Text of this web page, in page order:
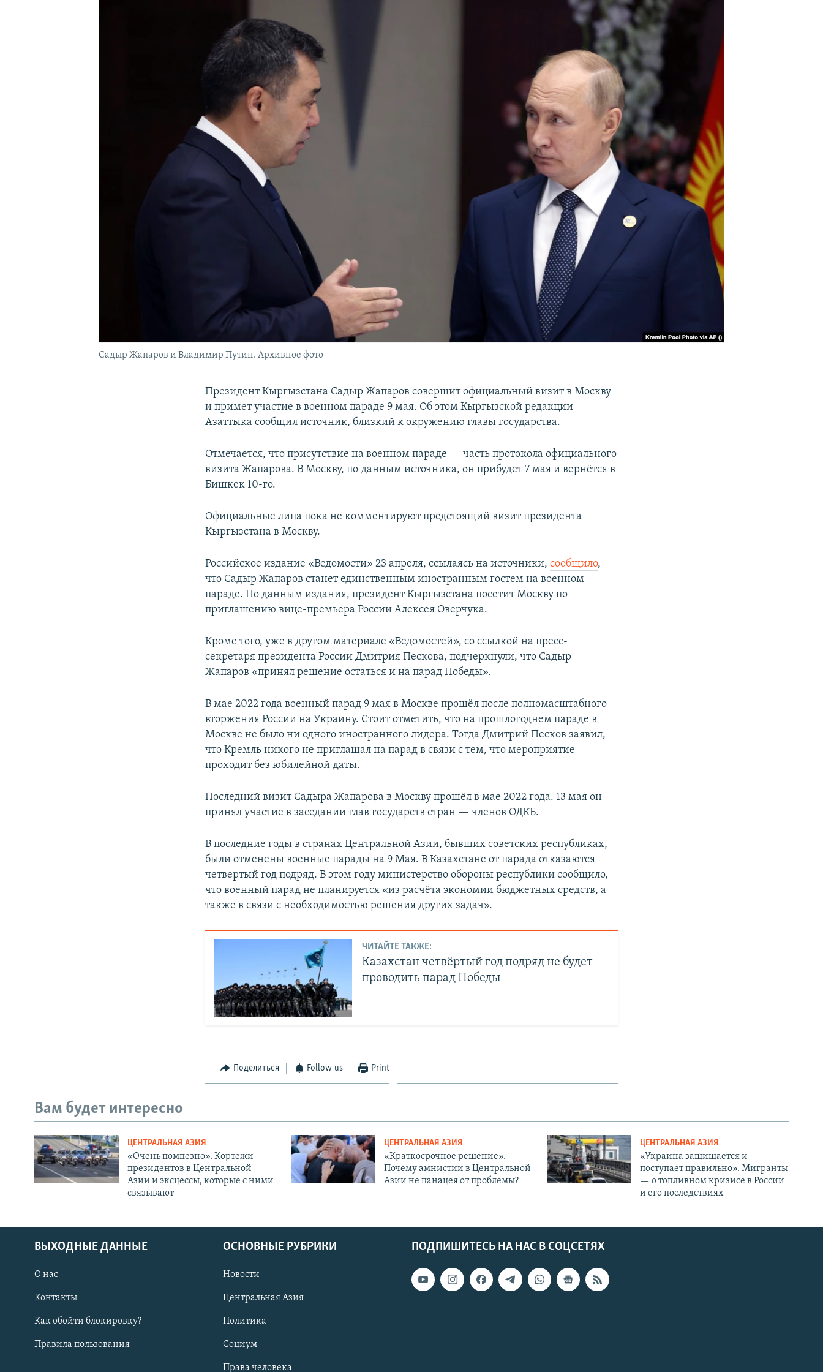
Садыр Жапаров и Владимир Путин. Архивное фото
Президент Кыргызстана Садыр Жапаров совершит официальный визит в Москву
и примет участие в военном параде 9 мая. Об этом Кыргызской редакции
Азаттыка сообщил источник, близкий к окружению главы государства.
Отмечается, что присутствие на военном параде — часть протокола официального
визита Жапарова. В Москву, по данным источника, он прибудет 7 мая и вернётся в
Бишкек 10-го.
Официальные лица пока не комментируют предстоящий визит президента
Кыргызстана в Москву.
Российское издание «Ведомости» 23 апреля, ссылаясь на источники,сообщило,
что Садыр Жапаров станет единственным иностранным гостем на военном
параде. По данным издания, президент Кыргызстана посетит Москву по
приглашению вице-премьера России Алексея Оверчука.
Кроме того, уже в другом материале «Ведомостей», со ссылкой на пресс-
секретаря президента России Дмитрия Пескова, подчеркнули, что Садыр
Жапаров «принял решение остаться и на парад Победы».
В мае 2022 года военный парад 9 мая в Москве прошёл после полномасштабного
вторжения России на Украину. Стоит отметить, что на прошлогоднем параде в
Москве не было ни одного иностранного лидера. Тогда Дмитрий Песков заявил,
что Кремль никого не приглашал на парад в связи с тем, что мероприятие
проходит без юбилейной даты.
Последний визит Садыра Жапарова в Москву прошёл в мае 2022 года. 13 мая он
принял участие в заседании глав государств стран — членов ОДКБ.
В последние годы в странах Центральной Азии, бывших советских республиках,
были отменены военные парады на 9 Мая. В Казахстане от парада отказаются
четвертый год подряд. В этом году министерство обороны республики сообщило,
что военный парад не планируется «из расчёта экономии бюджетных средств, а
также в связи с необходимостью решения других задач».
ЧИТАЙТЕ ТАКЖЕ:
Казахстан четвёртый год подряд не будет
проводить парад Победы
Поделиться Follow us Print
Вам будет интересно
ЦЕНТРАЛЬНАЯ АЗИЯ
«Очень помпезно». Кортежи
президентов в Центральной
Азии и эксцессы, которые с ними
связывают
ЦЕНТРАЛЬНАЯ АЗИЯ
«Краткосрочное решение».
Почему амнистии в Центральной
Азии не панацея от проблемы?
ЦЕНТРАЛЬНАЯ АЗИЯ
«Украина защищается и
поступает правильно». Мигранты
— о топливном кризисе в России
и его последствиях
ПОДПИШИТЕСЬ НА НАС В СОЦСЕТЯХ
ВЫХОДНЫЕ ДАННЫЕ
О нас
Контакты
Как обойти блокировку?
Правила пользования
ОСНОВНЫЕ РУБРИКИ
Новости
Центральная Азия
Политика
Социум
Права человека